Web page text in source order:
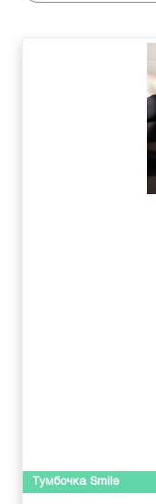
Тумбочка Smile